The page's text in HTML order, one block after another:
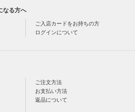
なる方へ
ご入店カードをお持ちの方
ログインについて
ご注文方法
お支払い方法
返品について